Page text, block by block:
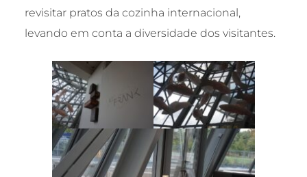
revisitar pratos da cozinha internacional,
levando em conta a diversidade dos visitantes.